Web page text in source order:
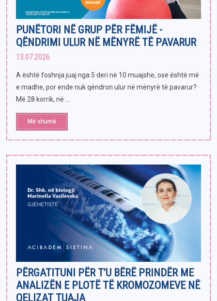
PUNËTORI NË GRUP PËR FËMIJË -
QËNDRIMI ULUR NË MËNYRË TË PAVARUR
13.07.2026
A është foshnja juaj nga 5 deri në 10 muajshe, ose është më
e madhe, por ende nuk qëndron ulur në mënyrë të pavarur?
Më 28 korrik, në ...
Më shumë
PËRGATITUNI PËR T’U BËRË PRINDËR ME
ANALIZËN E PLOTË TË KROMOZOMEVE NË
QELIZAT TUAJA